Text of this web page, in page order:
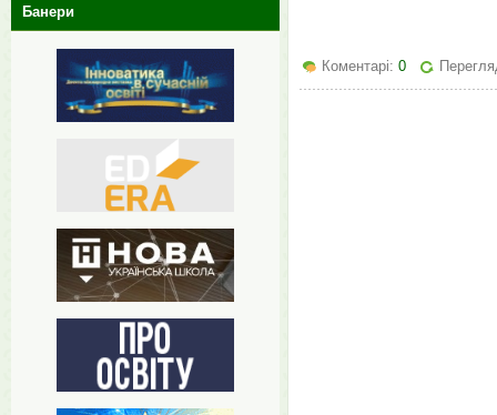
Коментарі: 0
Банери